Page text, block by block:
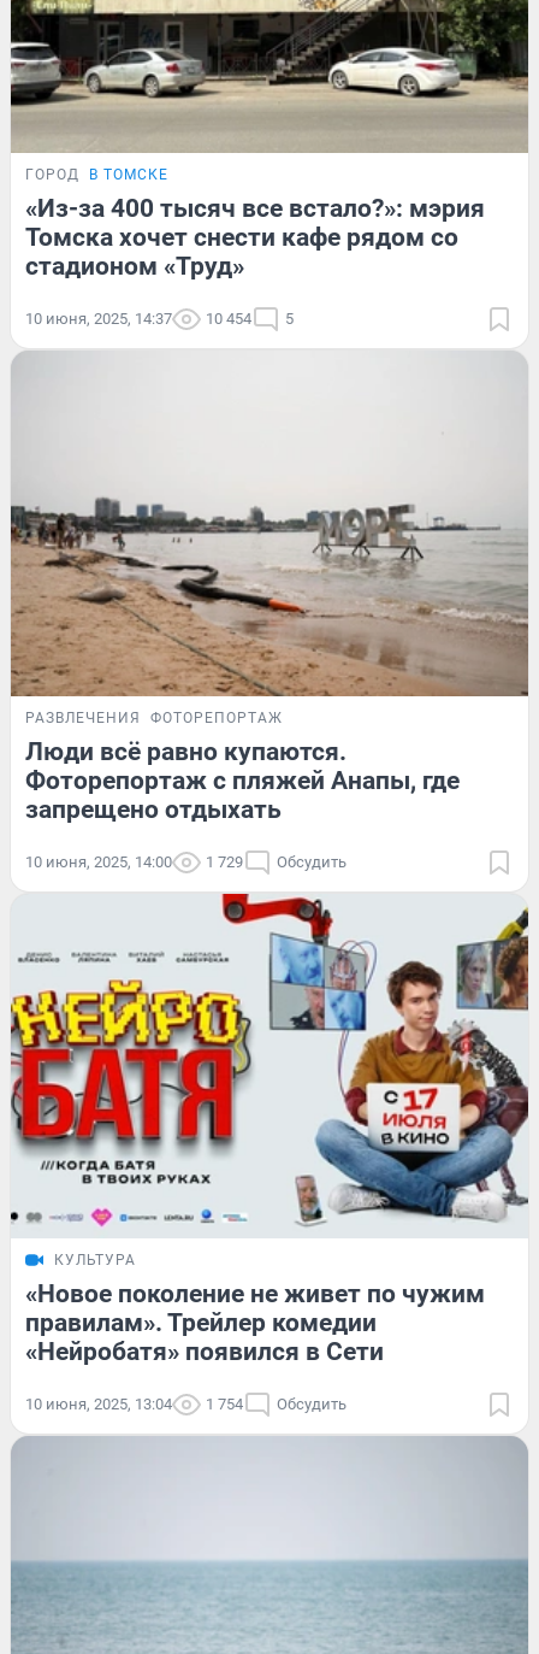
ГОРОД В ТОМСКЕ
«Из-за 400 тысяч все встало?»: мэрия
Томска хочет снести кафе рядом со
стадионом «Труд»
10 июня, 2025, 14:37 10 454 5
РАЗВЛЕЧЕНИЯ ФОТОРЕПОРТАЖ
Люди всё равно купаются.
Фоторепортаж с пляжей Анапы, где
запрещено отдыхать
10 июня, 2025, 14:00 1 729 Обсудить
КУЛЬТУРА
«Новое поколение не живет по чужим
правилам». Трейлер комедии
«Нейробатя» появился в Сети
10 июня, 2025, 13:04 1 754 Обсудить